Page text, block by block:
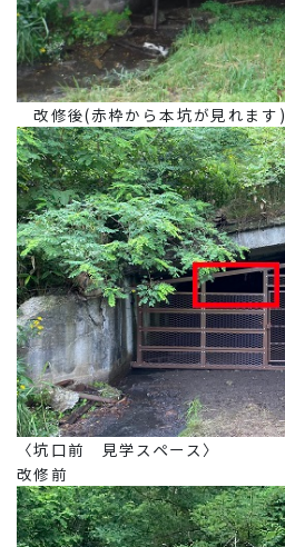
改修後(赤枠から本坑が見れます)
〈坑口前 見学スペース〉
改修前